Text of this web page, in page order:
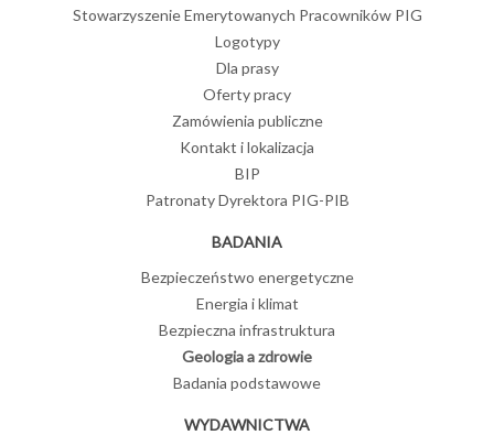
Stowarzyszenie Emerytowanych Pracowników PIG
Logotypy
Dla prasy
Oferty pracy
Zamówienia publiczne
Kontakt i lokalizacja
BIP
Patronaty Dyrektora PIG-PIB
BADANIA
Bezpieczeństwo energetyczne
Energia i klimat
Bezpieczna infrastruktura
Geologia a zdrowie
Badania podstawowe
WYDAWNICTWA